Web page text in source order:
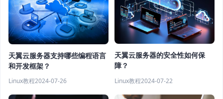
天翼云服务器支持哪些编程语言
和开发框架？
Linux教程2024-07-26
天翼云服务器的安全性如何保
障？
Linux教程2024-07-22